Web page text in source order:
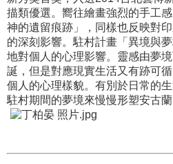
描類優選。嚮往繪畫強烈的手工
神的遺留痕跡」，同樣也反映對
的深刻影響。駐村計畫「異境與
地對個人的心理影響。靈感由夢
誕，但是對應現實生活又有跡可
個人的心理樣貌。有別於日常的
駐村期間的夢境來慢慢形塑安古蘭